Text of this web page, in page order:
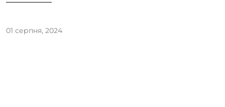
01 серпня, 2024